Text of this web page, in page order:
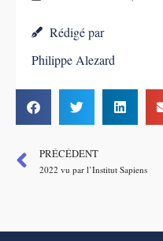
Rédigé par
Philippe Alezard
PRÉCÉDENT
2022 vu par l’Institut Sapiens